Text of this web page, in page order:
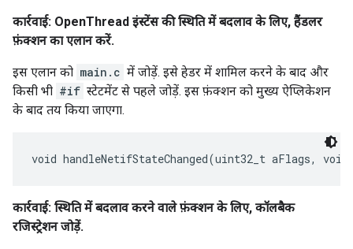
कार्रवाई: OpenThread इंस्टेंस की स्थिति में बदलाव के लिए, हैंडलर
फ़ंक्शन का एलान करें.
इस एलान को main.c में जोड़ें. इसे हेडर में शामिल करने के बाद और
किसी भी #if स्टेटमेंट से पहले जोड़ें. इस फ़ंक्शन को मुख्य ऐप्लिकेशन
के बाद तय किया जाएगा.
कार्रवाई: स्थिति में बदलाव करने वाले फ़ंक्शन के लिए, कॉलबैक
रजिस्ट्रेशन जोड़ें.